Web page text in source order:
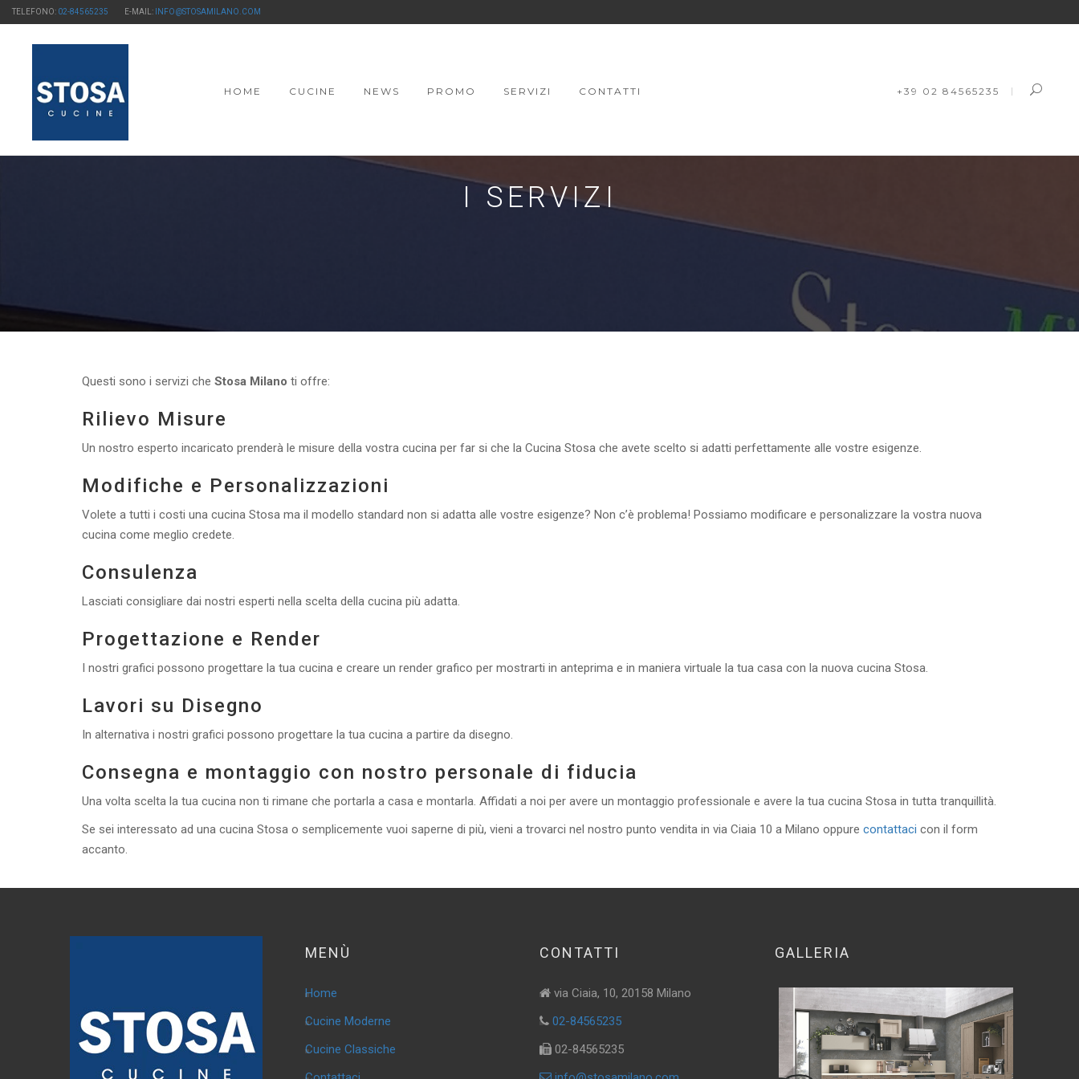
TELEFONO: 02-84565235 E-MAIL: INFO@STOSAMILANO.COM
HOME CUCINE NEWS PROMO SERVIZI CONTATTI +39 02 84565235
I SERVIZI
Questi sono i servizi che Stosa Milano ti offre:
Rilievo Misure
Un nostro esperto incaricato prenderà le misure della vostra cucina per far si che la Cucina Stosa che avete scelto si adatti perfettamente alle vostre esigenze.
Modifiche e Personalizzazioni
Volete a tutti i costi una cucina Stosa ma il modello standard non si adatta alle vostre esigenze? Non c’è problema! Possiamo modificare e personalizzare la vostra nuova
cucina come meglio credete.
Consulenza
Lasciati consigliare dai nostri esperti nella scelta della cucina più adatta.
Progettazione e Render
I nostri grafici possono progettare la tua cucina e creare un render grafico per mostrarti in anteprima e in maniera virtuale la tua casa con la nuova cucina Stosa.
Lavori su Disegno
In alternativa i nostri grafici possono progettare la tua cucina a partire da disegno.
Consegna e montaggio con nostro personale di fiducia
Una volta scelta la tua cucina non ti rimane che portarla a casa e montarla. Affidati a noi per avere un montaggio professionale e avere la tua cucina Stosa in tutta tranquillità.
Se sei interessato ad una cucina Stosa o semplicemente vuoi saperne di più, vieni a trovarci nel nostro punto vendita in via Ciaia 10 a Milano oppure contattaci con il form
accanto.
MENÙ
Home
Cucine Moderne
Cucine Classiche
CONTATTI
via Ciaia, 10, 20158 Milano
02-84565235
02-84565235
GALLERIA